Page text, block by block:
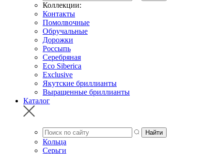
Коллекции:
Контакты
Помолвочные
Обручальные
Дорожки
Россыпь
Серебряная
Eco Siberica
Exclusive
Якутские бриллианты
Выращенные бриллианты
Каталог
Кольца
Серьги